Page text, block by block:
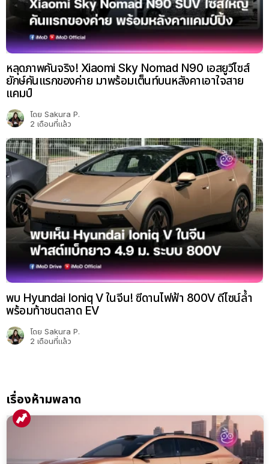
หลุดภาพคันจริง! Xiaomi Sky Nomad N90 เอสยูวีไซส์
ยักษ์คันแรกของค่าย มาพร้อมเต็นท์บนหลังคาเอาใจสาย
แคมป์
โดย Sakura P.
2 เดือนที่แล้ว
พบ Hyundai Ioniq V ในจีน! ซีดานไฟฟ้า 800V ดีไซน์ล้ำ
พร้อมท้าชนตลาด EV
โดย Sakura P.
2 เดือนที่แล้ว
เรื่องห้ามพลาด